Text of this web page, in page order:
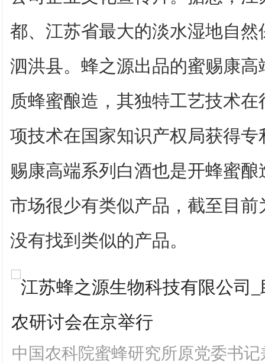
都、江苏省最大的淡水湿地自
泗洪县。蜂之源出品的蜜赐康
质蜂蜜酿造，其独特工艺技术
项技术在国家知识产权局获得
赐康高端系列白酒也是开蜂蜜
市场很少有类似产品，截至目
没有找到类似的产品。
中国农科院蜜蜂研究所原党委书